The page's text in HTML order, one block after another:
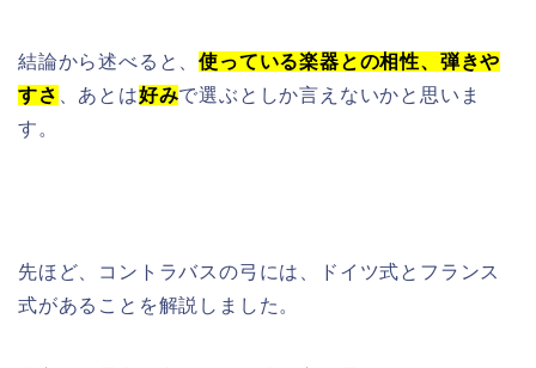
結論から述べると、使っている楽器との相性、弾きや
すさ 、あとは好みで選ぶとしか言えないかと思いま
す。
先ほど、コントラバスの弓には、
ドイツ式とフランス
式があることを解説しました。